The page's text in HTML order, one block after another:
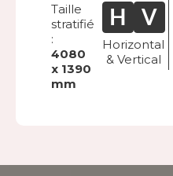
Taille
stratifié
:
4080
x 1390
mm
Horizontal
& Vertical